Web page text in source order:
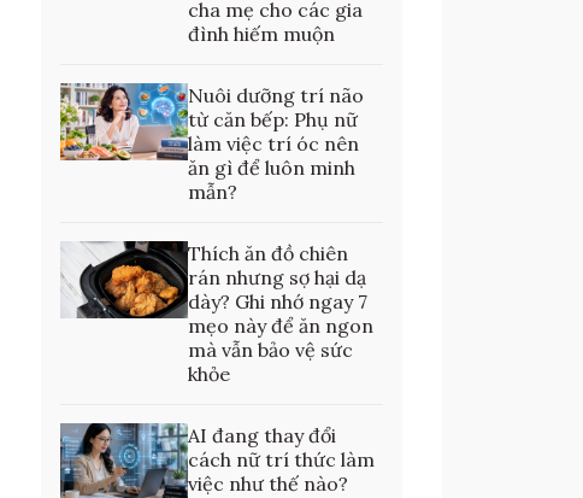
cha mẹ cho các gia
đình hiếm muộn
Nuôi dưỡng trí não
từ căn bếp: Phụ nữ
làm việc trí óc nên
ăn gì để luôn minh
mẫn?
Thích ăn đồ chiên
rán nhưng sợ hại dạ
dày? Ghi nhớ ngay 7
mẹo này để ăn ngon
mà vẫn bảo vệ sức
khỏe
AI đang thay đổi
cách nữ trí thức làm
việc như thế nào?